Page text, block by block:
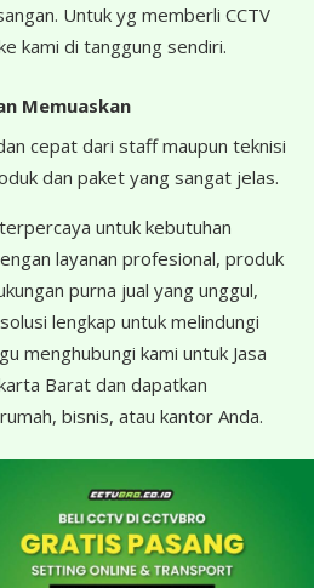
Untuk yg memberli CCTV
kami di tanggung sendiri.
Memuaskan
cepat dari staff maupun teknisi
dan paket yang sangat jelas.
untuk kebutuhan
layanan profesional, produk
purna jual yang unggul,
lengkap untuk melindungi
menghubungi kami untuk Jasa
Barat dan dapatkan
bisnis, atau kantor Anda.